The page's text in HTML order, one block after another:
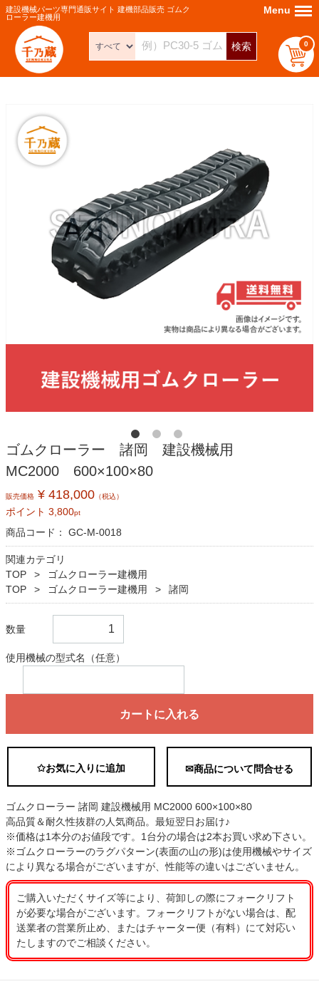
建設機械パーツ専門通販サイト 建機部品販売 ゴムク
ローラー建機用
検索 0
Menu Menu
ゴムクローラー 諸岡 建設機械用
MC2000 600×100×80
販売価格 ¥ 418,000 （税込）
ポイント 3,800pt
商品コード： GC-M-0018
関連カテゴリ
TOP
ゴムクローラー建機用
TOP
ゴムクローラー建機用 諸岡
数量
使用機械の型式名（任意）
カートに入れる
✩お気に入りに追加 ✉商品について問合せる
ゴムクローラー 諸岡 建設機械用 MC2000 600×100×80
高品質＆耐久性抜群の人気商品。最短翌日お届け♪
※価格は1本分のお値段です。1台分の場合は2本お買い求め下さい。
※ゴムクローラーのラグパターン(表面の山の形)は使用機械やサイズ
により異なる場合がございますが、性能等の違いはございません。
ご購入いただくサイズ等により、荷卸しの際にフォークリフト
が必要な場合がございます。フォークリフトがない場合は、配
送業者の営業所止め、またはチャーター便（有料）にて対応い
たしますのでご相談ください。